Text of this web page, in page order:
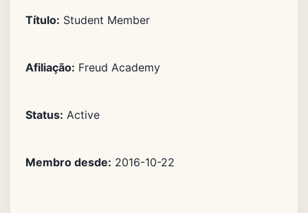
Título: Student Member
Afiliação: Freud Academy
Status: Active
Membro desde: 2016-10-22